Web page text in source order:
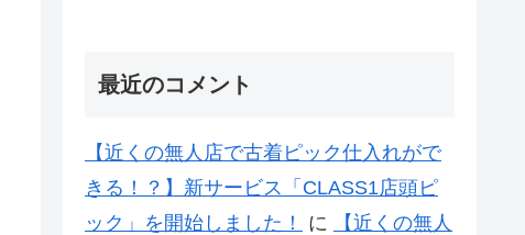
最近のコメント
【近くの無人店で古着ピック仕入れがで
きる！？】新サービス「CLASS1店頭ピ
ック」を開始しました！
に
【近くの無人